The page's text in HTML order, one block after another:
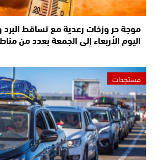
موجة حر وزخات رعدية مع تساقط
اليوم الأربعاء إلى الجمعة بعدد من
مستجدات